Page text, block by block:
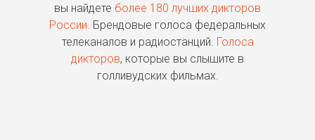
вы найдете более 180 лучших дикторов
России. Брендовые голоса федеральных
телеканалов и радиостанций. Голоса
дикторов, которые вы слышите в
голливудских фильмах.